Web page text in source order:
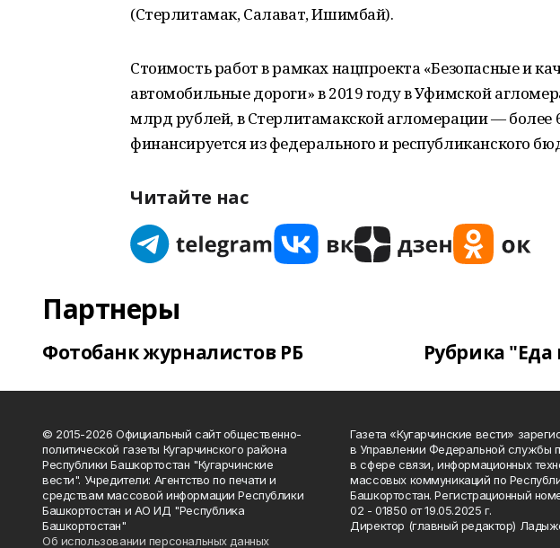
(Стерлитамак, Салават, Ишимбай).
Стоимость работ в рамках нацпроекта «Безопасные и
автомобильные дороги» в 2019 году в Уфимской
млрд рублей, в Стерлитамакской агломерации — более
финансируется из федерального и республиканского
Читайте нас
Партнеры
Фотобанк журналистов РБ Рубрика
© 2015-2026 Официальный сайт общественно-
политической газеты Кугарчинского района
Республики Башкортостан "Кугарчинские
вести". Учредители: Агентство по печати и
средствам массовой информации Республики
Башкортостан и АО ИД "Республика
Башкортостан"
Об использовании персональных данных
Газета «Кугарчинские вести»
в Управлении Федеральной службы
в сфере связи, информационных
массовых коммуникаций по
Башкортостан. Регистрационный
02 - 01850 от 19.05.2025 г.
Директор (главный редактор)